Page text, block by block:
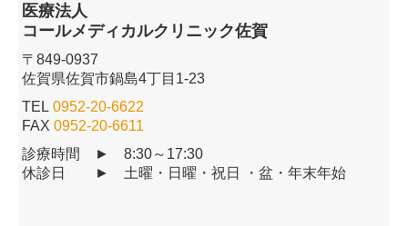
医療法人
コールメディカルクリニック佐賀
〒849-0937
佐賀県佐賀市鍋島4丁目1-23
TEL0952-20-6622
FAX0952-20-6611
診療時間 ► 8:30～17:30
休診日
► 土曜・日曜・祝日 ・盆・年末年始